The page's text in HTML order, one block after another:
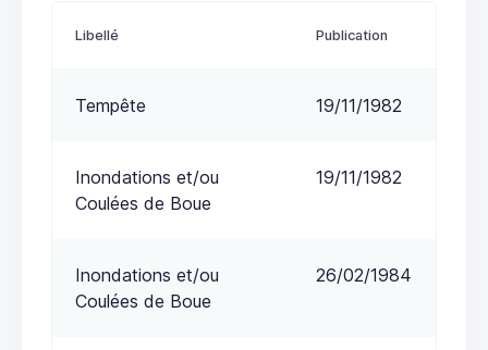
Libellé Publication
Tempête 19/11/1982
Inondations et/ou
Coulées de Boue
19/11/1982
Inondations et/ou
Coulées de Boue
26/02/1984